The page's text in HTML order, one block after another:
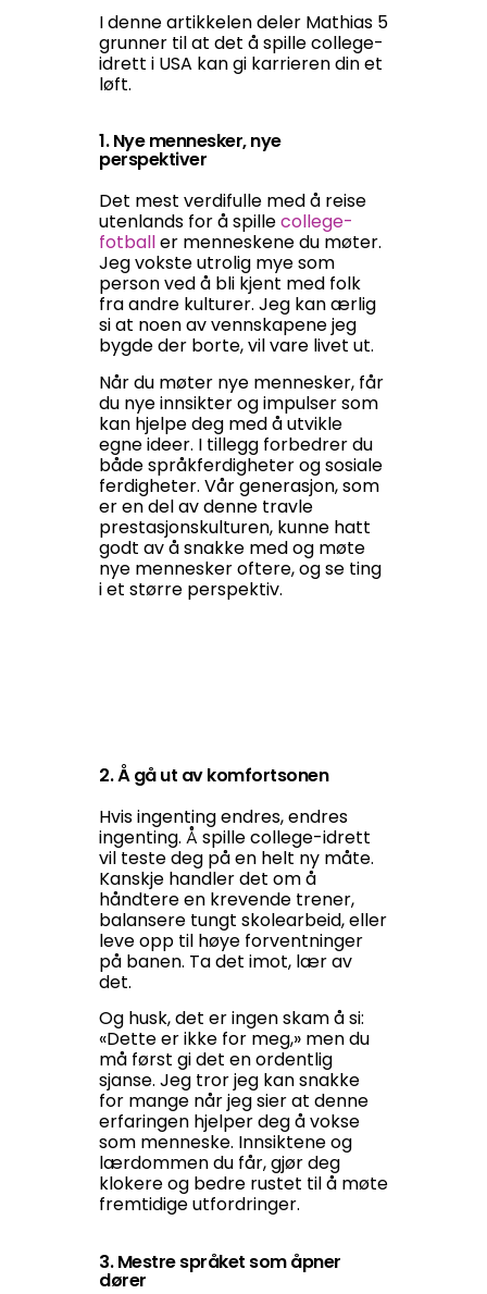
I denne artikkelen deler Mathias 5
grunner til at det å spille college-
idrett i USA kan gi karrieren din et
løft.
1. Nye mennesker, nye
perspektiver
Det mest verdifulle med å reise
utenlands for å spillecollege-
fotballer menneskene du møter.
Jeg vokste utrolig mye som
person ved å bli kjent med folk
fra andre kulturer. Jeg kan ærlig
si at noen av vennskapene jeg
bygde der borte, vil vare livet ut.
Når du møter nye mennesker, får
du nye innsikter og impulser som
kan hjelpe deg med å utvikle
egne ideer. I tillegg forbedrer du
både språkferdigheter og sosiale
ferdigheter. Vår generasjon, som
er en del av denne travle
prestasjonskulturen, kunne hatt
godt av å snakke med og møte
nye mennesker oftere, og se ting
i et større perspektiv.
2. Å gå ut av komfortsonen
Hvis ingenting endres, endres
ingenting. Å spille college-idrett
vil teste deg på en helt ny måte.
Kanskje handler det om å
håndtere en krevende trener,
balansere tungt skolearbeid, eller
leve opp til høye forventninger
på banen. Ta det imot, lær av
det.
Og husk, det er ingen skam å si:
«Dette er ikke for meg,» men du
må først gi det en ordentlig
sjanse. Jeg tror jeg kan snakke
for mange når jeg sier at denne
erfaringen hjelper deg å vokse
som menneske. Innsiktene og
lærdommen du får, gjør deg
klokere og bedre rustet til å møte
fremtidige utfordringer.
3. Mestre språket som åpner
dører